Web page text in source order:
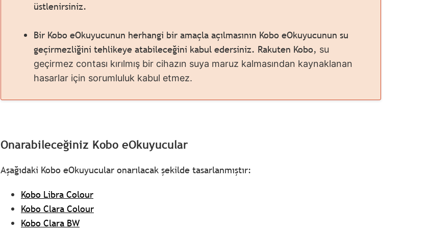
üstlenirsiniz.
Bir Kobo eOkuyucunun herhangi bir amaçla açılmasının Kobo eOkuyucunun su
geçirmezliğini tehlikeye atabileceğini kabul edersiniz. Rakuten Kobo, su
geçirmez contası kırılmış bir cihazın suya maruz kalmasından kaynaklanan
hasarlar için sorumluluk kabul etmez.
Onarabileceğiniz Kobo eOkuyucular
Aşağıdaki Kobo eOkuyucular onarılacak şekilde tasarlanmıştır:
Kobo Libra Colour
Kobo Clara Colour
Kobo Clara BW